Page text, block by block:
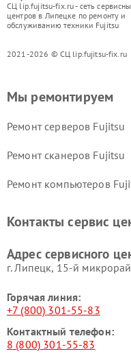
СЦ lip.fujitsu-fix.ru - сеть
центров в Липецке по ремонту и
обслуживанию техники Fujitsu
2021-2026 © СЦ lip.fujitsu-fix.ru
Мы ремонтируем
Ремонт серверов Fujitsu
Ремонт сканеров Fujitsu
Ремонт компьютеров
Контакты сервис
Адрес сервисного
г. Липецк, 15-й
Горячая линия:
+7 (800) 301-55-83
Контактный телефон:
8 (800) 301-55-83